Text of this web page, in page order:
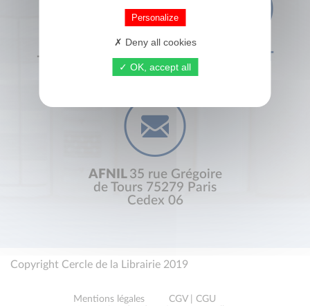
+33 (0) 1 44 41 29 19 CONTACT
AFNIL 35 rue Grégoire
de Tours 75279 Paris
Cedex 06
Copyright Cercle de la Librairie 2019
Mentions légales
CGV | CGU
Personalize
Deny all cookies
OK, accept all